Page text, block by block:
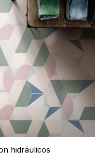
hidráulicos